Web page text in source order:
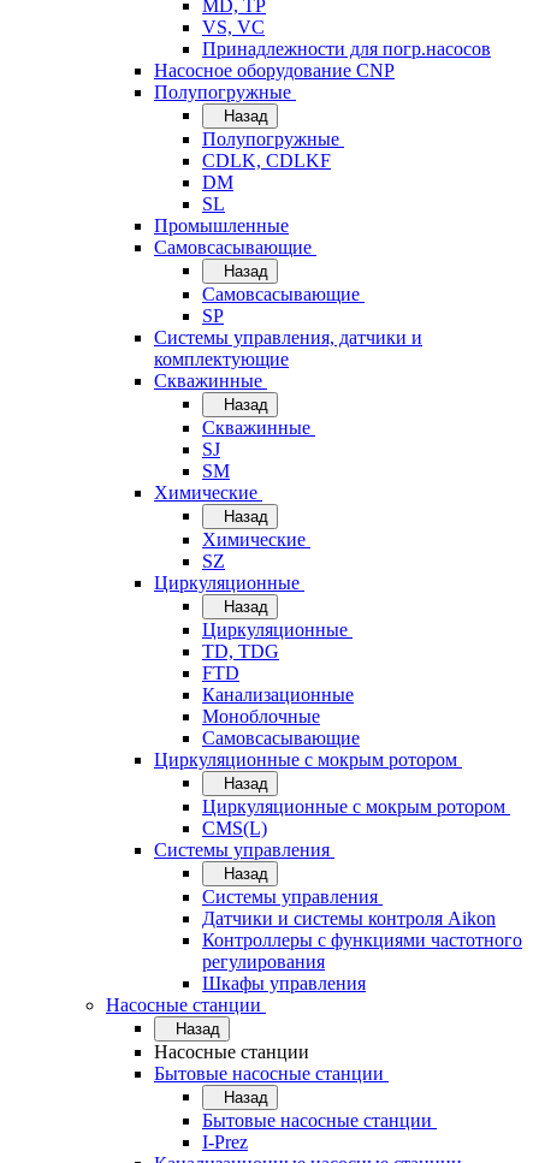
MD, TP
VS, VC
Принадлежности для погр.насосов
Насосное оборудование CNP
Полупогружные
Назад
Полупогружные
CDLK, CDLKF
DM
SL
Промышленные
Самовсасывающие
Назад
Самовсасывающие
SP
Системы управления, датчики и
комплектующие
Скважинные
Назад
Скважинные
SJ
SM
Химические
Назад
Химические
SZ
Циркуляционные
Назад
Циркуляционные
TD, TDG
FTD
Канализационные
Моноблочные
Самовсасывающие
Циркуляционные с мокрым ротором
Назад
Циркуляционные с мокрым ротором
CMS(L)
Системы управления
Назад
Системы управления
Датчики и системы контроля Aikon
Контроллеры с функциями частотного
регулирования
Шкафы управления
Насосные станции
Назад
Насосные станции
Бытовые насосные станции
Назад
Бытовые насосные станции
I-Prez